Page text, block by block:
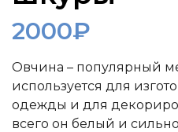
2000₽
Овчина – популярный
используется для
одежды и для
всего он белый и